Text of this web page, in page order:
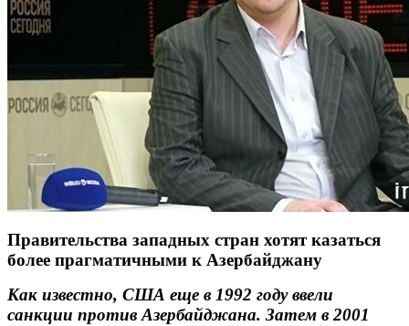
Правительства западных стран хотят казаться
более прагматичными к Азербайджану
Как известно, США еще в 1992 году ввели
санкции против Азербайджана. Затем в 2001